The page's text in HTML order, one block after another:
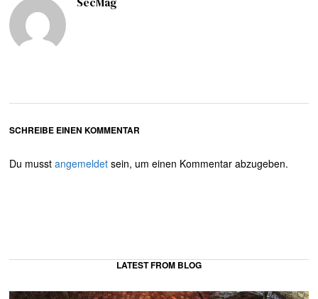
SCHREIBE EINEN KOMMENTAR
Du musstangemeldet sein, um einen Kommentar abzugeben.
LATEST FROM BLOG